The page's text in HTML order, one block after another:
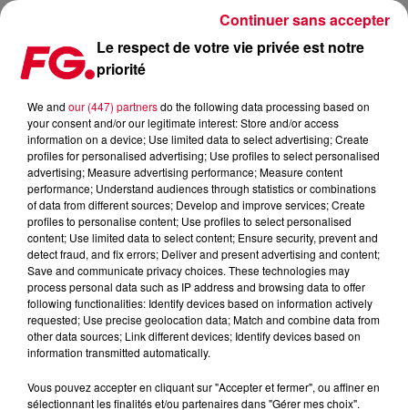
REPLAY CLUB FG LIVE SESSION : KAZY LAMBIST !
Publié : 19 avril 2018 à 9h47 par La rédaction
Le respect de votre vie privée est notre
priorité
We and our (447) partnersdo the following data processing based on
your consent and/or our legitimate interest: Store and/or access
information on a device; Use limited data to select advertising; Create
profiles for personalised advertising; Use profiles to select personalised
advertising; Measure advertising performance; Measure content
performance; Understand audiences through statistics or combinations
of data from different sources; Develop and improve services; Create
profiles to personalise content; Use profiles to select personalised
content; Use limited data to select content; Ensure security, prevent and
detect fraud, and fix errors; Deliver and present advertising and content;
Save and communicate privacy choices. These technologies may
process personal data such as IP address and browsing data to offer
following functionalities: Identify devices based on information actively
requested; Use precise geolocation data; Match and combine data from
other data sources; Link different devices; Identify devices based on
information transmitted automatically.
Vous pouvez accepter en cliquant sur "Accepter et fermer", ou affiner en
sélectionnant les finalités et/ou partenaires dans "Gérer mes choix".
Continuer sans accepter